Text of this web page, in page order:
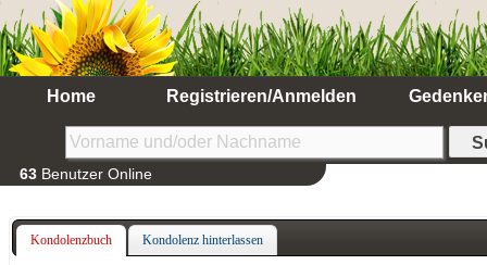
Home Registrieren/Anmelden
63 Benutzer Online
Kondolenzbuch Kondolenz hinterlassen